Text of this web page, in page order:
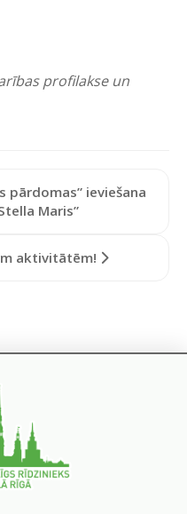
profilakse un
pārdomas” ieviešana
Maris”
aktivitātēm!